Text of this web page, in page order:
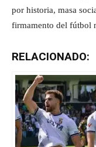
por historia, masa
firmamento del fútbol
RELACIONADO: